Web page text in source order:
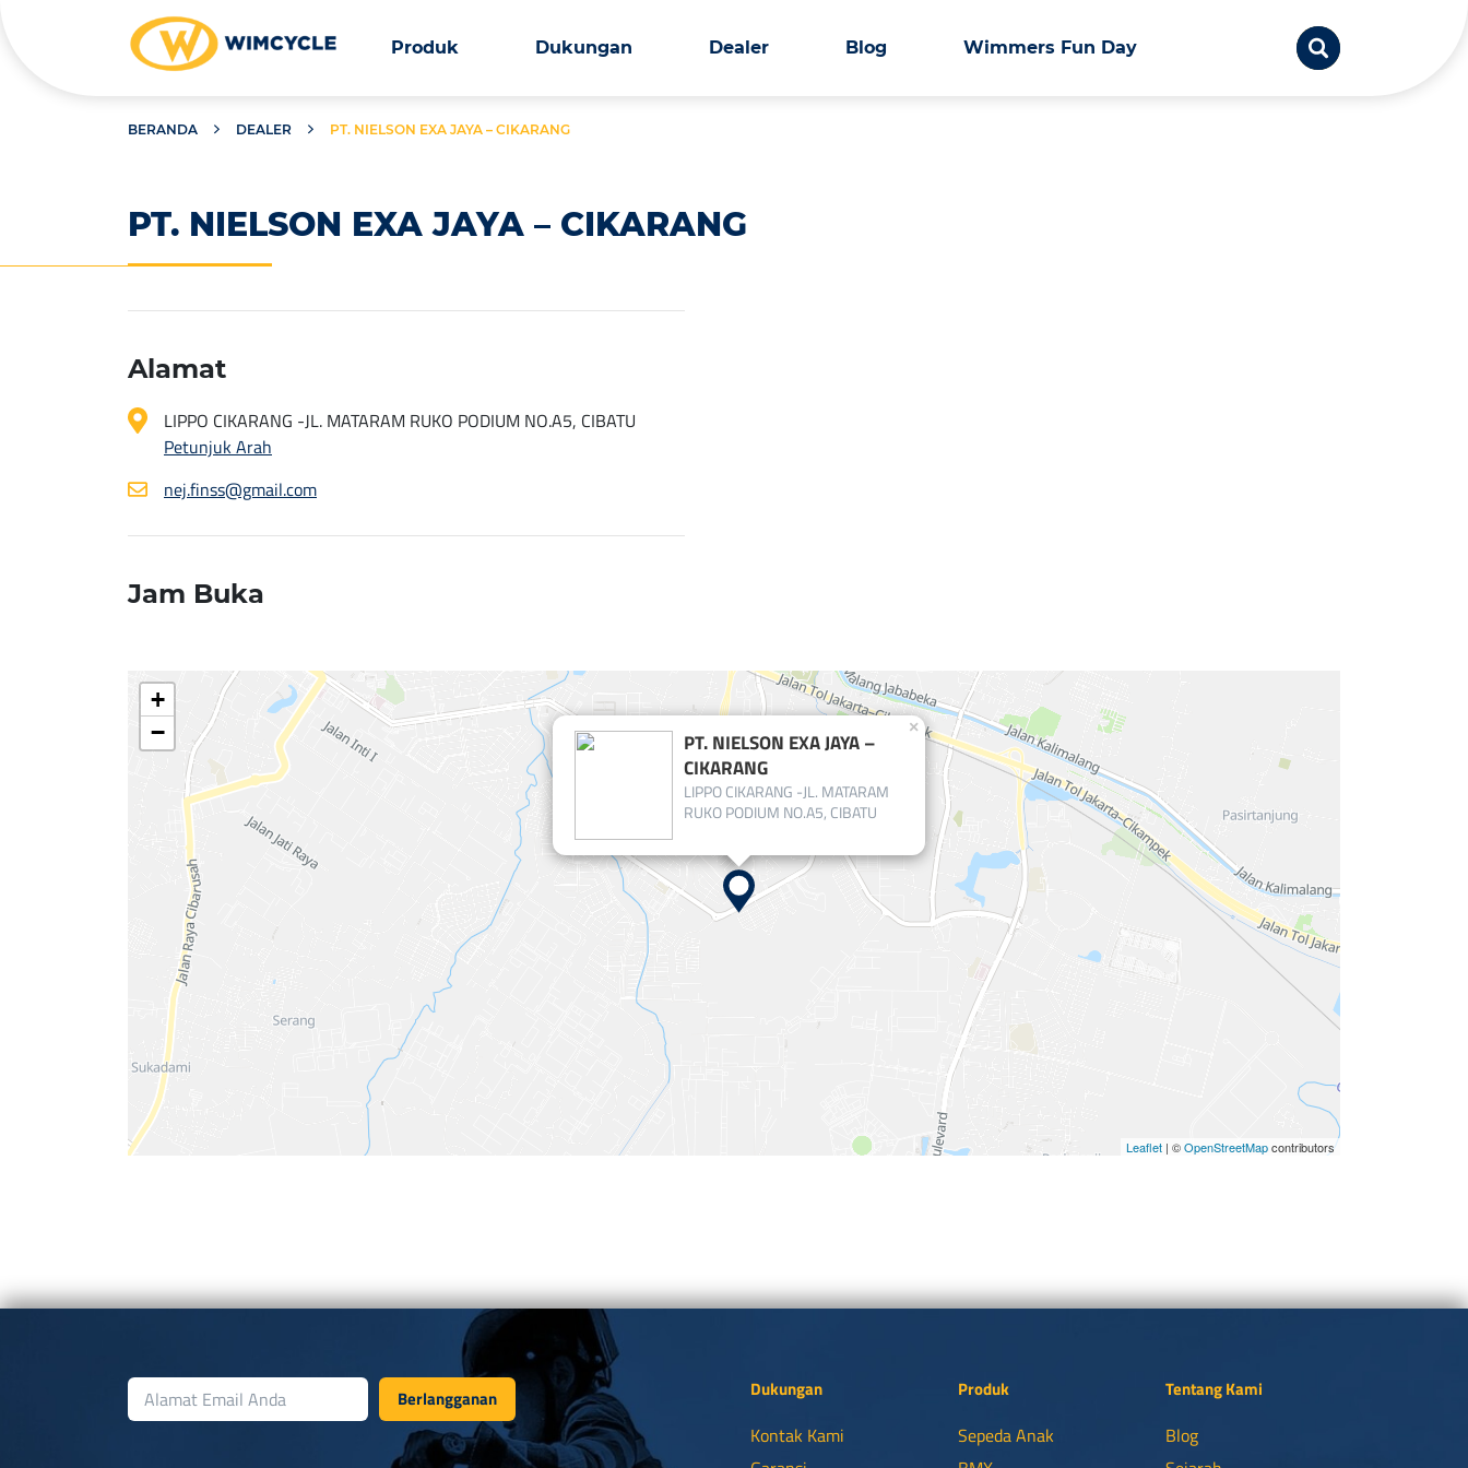
Produk Dukungan Dealer Blog Wimmers Fun Day
BERANDA DEALER PT. NIELSON EXA JAYA – CIKARANG
PT. NIELSON EXA JAYA – CIKARANG
Alamat
LIPPO CIKARANG -JL. MATARAM RUKO PODIUM NO.A5, CIBATU
Petunjuk Arah
nej.finss@gmail.com
Jam Buka
PT. NIELSON EXA JAYA –
CIKARANG
LIPPO CIKARANG -JL. MATARAM
RUKO PODIUM NO.A5, CIBATU
×
+
−
Leaflet | ©OpenStreetMapcontributors
Berlangganan Dukungan
Kontak Kami
Produk
Sepeda Anak
Tentang Kami
Blog